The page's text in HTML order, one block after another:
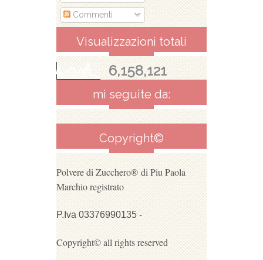
Commenti
Visualizzazioni totali
6,158,121
mi seguite da:
Copyright©
Polvere di Zucchero® di Piu Paola
Marchio registrato
P.Iva 03376990135 -
Copyright© all rights reserved